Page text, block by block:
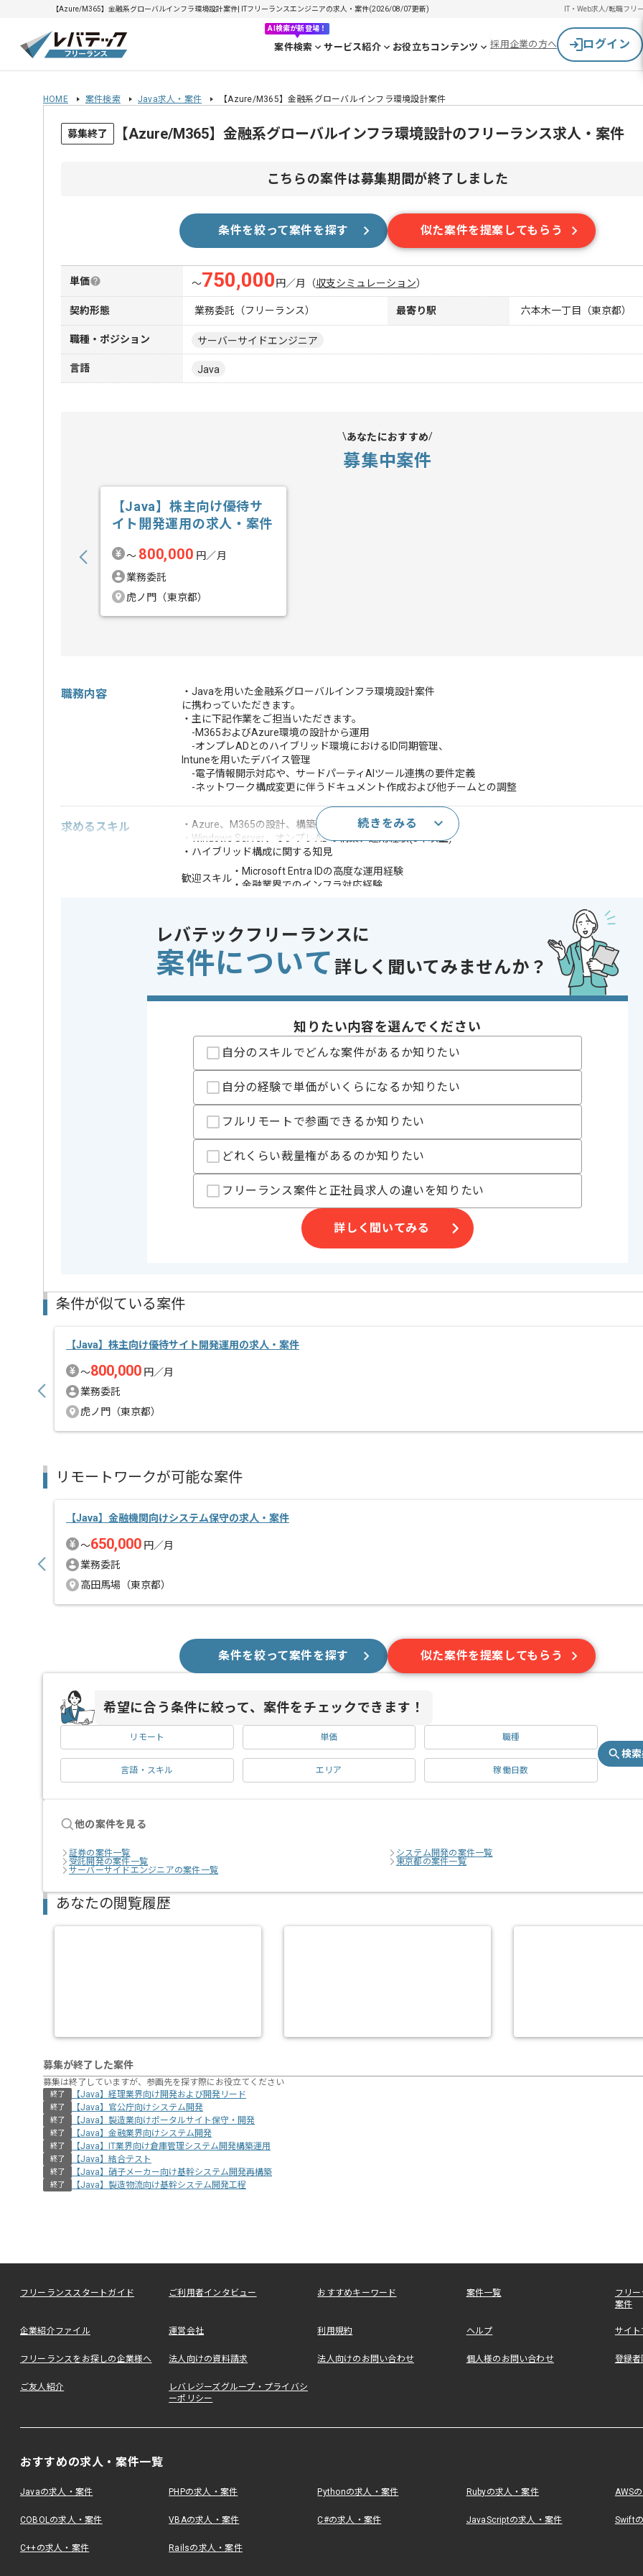
【Azure/M365】金融系グローバルインフラ環境設計案件| ITフリーランスエンジニアの求人・案件(2026/08/07更新) IT・Web求人/転職フリ
AI検索が新登場！
案件検索 サービス紹介 お役立ちコンテンツ 採用企業の方へ ログイン
HOME 案件検索 Java求人・案件 【Azure/M365】金融系グローバルインフラ環境設計案件
募集終了 【Azure/M365】金融系グローバルインフラ環境設計のフリーランス求人・案件
こちらの案件は募集期間が終了しました
条件を絞って案件を探す 似た案件を提案してもらう
単価 〜750,000 円／月 （収支シミュレーション）
契約形態 業務委託（フリーランス） 最寄り駅 六本木一丁目（東京都）
職種・ポジション サーバーサイドエンジニア
言語 Java
あなたにおすすめ
募集中案件
【Java】株主向け優待サ
イト開発運用の求人・案件
〜 800,000 円／月
業務委託
虎ノ門（東京都）
職務内容
・Javaを用いた金融系グローバルインフラ環境設計案件
に携わっていただきます。
・主に下記作業をご担当いただきます。
-M365およびAzure環境の設計から運用
-オンプレADとのハイブリッド環境におけるID同期管理、
Intuneを用いたデバイス管理
-電子情報開示対応や、サードパーティAIツール連携の要件定義
-ネットワーク構成変更に伴うドキュメント作成および他チームとの調整
求めるスキル
・Azure、M365の設計、構築経験(3年以上)
・Windows Server、オンプレADの構築、運用経験(5年以上)
・ハイブリッド構成に関する知見
歓迎スキル
・Microsoft Entra IDの高度な運用経験
・金融業界でのインフラ対応経験
この案件で扱う技術 OS Windows Server
業務内容
システム開発 , 受託開発
20代活躍中 , 30代活躍中 , 40代活躍中 , 長期プロジェクト , 急募 , BtoB向け , 新技術
プロダクト開発、Webアプリケーション開発、VR等先端技術開発事業
を展開している企業でございます。
今回は金融系グローバルインフラ環境設計案件に携わっていただきます。
Javaを用いた実務経験を活かしたい方にお勧めです。
基本的には常駐での作業を見込んでおります。
続きをみる
レバテックフリーランスに
案件について 詳しく聞いてみませんか？
知りたい内容を選んでください
自分のスキルでどんな案件があるか知りたい
自分の経験で単価がいくらになるか知りたい
フルリモートで参画できるか知りたい
どれくらい裁量権があるのか知りたい
フリーランス案件と正社員求人の違いを知りたい
詳しく聞いてみる
条件が似ている案件
【Java】株主向け優待サイト開発運用の求人・案件
〜800,000 円／月
業務委託
虎ノ門（東京都）
リモートワークが可能な案件
【Java】金融機関向けシステム保守の求人・案件
〜650,000 円／月
業務委託
高田馬場（東京都）
条件を絞って案件を探す 似た案件を提案してもらう
希望に合う条件に絞って、案件をチェックできます！
リモート 単価 職種
言語・スキル エリア 稼働日数
検
他の案件を見る
証券の案件一覧
システム開発の案件一覧
受託開発の案件一覧
東京都の案件一覧
サーバーサイドエンジニアの案件一覧
あなたの閲覧履歴
募集が終了した案件
募集は終了していますが、参画先を探す際にお役立てください
終了 【Java】経理業界向け開発および開発リード
終了 【Java】官公庁向けシステム開発
終了 【Java】製造業向けポータルサイト保守・開発
終了 【Java】金融業界向けシステム開発
終了 【Java】IT業界向け倉庫管理システム開発構築運用
終了 【Java】結合テスト
終了 【Java】硝子メーカー向け基幹システム開発再構築
終了 【Java】製造物流向け基幹システム開発工程
フリーランススタートガイド ご利用者インタビュー おすすめキーワード 案件一覧
フリ
案件
企業紹介ファイル 運営会社 利用規約 ヘルプ サイ
フリーランスをお探しの企業様へ 法人向けの資料請求 法人向けのお問い合わせ 個人様のお問い合わせ 登録者
ご友人紹介
レバレジーズグループ・プライバシ
ーポリシー
おすすめの求人・案件一覧
Javaの求人・案件 PHPの求人・案件 Pythonの求人・案件 Rubyの求人・案件 AWS
COBOLの求人・案件 VBAの求人・案件 C#の求人・案件 JavaScriptの求人・案件 Swift
C++の求人・案件 Railsの求人・案件